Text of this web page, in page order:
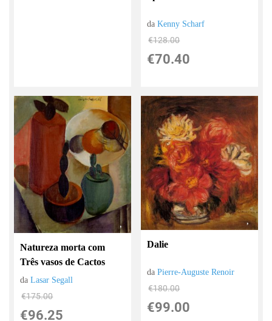
daKenny Scharf
€128.00
€70.40
Natureza morta com
Três vasos de Cactos
daLasar Segall
€175.00
€96.25
Dalie
daPierre-Auguste Renoir
€180.00
€99.00